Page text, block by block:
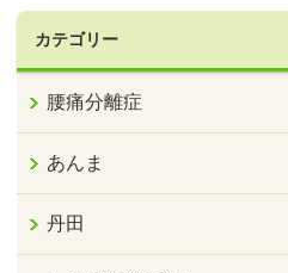
カテゴリー
腰痛分離症
あんま
丹田